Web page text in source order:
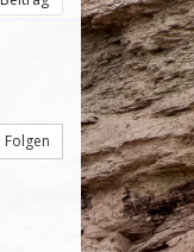
Folgen